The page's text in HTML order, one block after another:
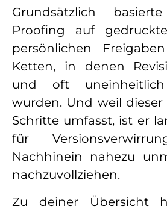
Grundsätzlich
Proofing auf
persönlichen
Ketten, in denen
und oft uneinheitlich
wurden. Und weil dieser
Schritte umfasst, ist er
für
Nachhinein nahezu
nachzuvollziehen.
Zu deiner Übersicht